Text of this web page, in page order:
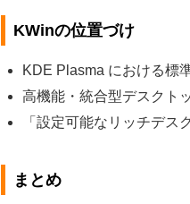
KWinの位置づけ
KDE Plasma における標
高機能・統合型デスクト
「設定可能なリッチデス
まとめ